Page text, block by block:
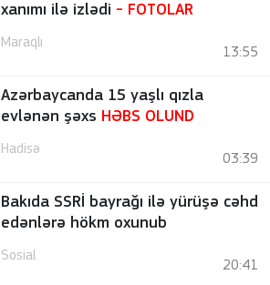
xanımı ilə izlədi - FOTOLAR
Maraqlı
13:55
Azərbaycanda 15 yaşlı qızla
evlənən şəxs HƏBS OLUND
Hadisə
03:39
Bakıda SSRİ bayrağı ilə yürüşə cəhd
edənlərə hökm oxunub
Sosial
20:41